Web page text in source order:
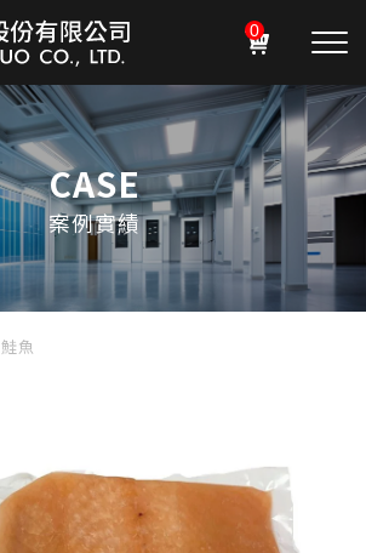
0
CASE
案例實績
鮭魚